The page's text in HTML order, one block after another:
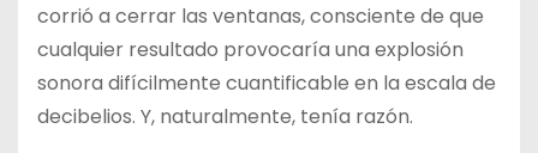
corrió a cerrar las ventanas, consciente de que
cualquier resultado provocaría una explosión
sonora difícilmente cuantificable en la escala de
decibelios. Y, naturalmente, tenía razón.